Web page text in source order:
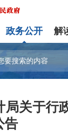
政务公开 解
局关于行
告